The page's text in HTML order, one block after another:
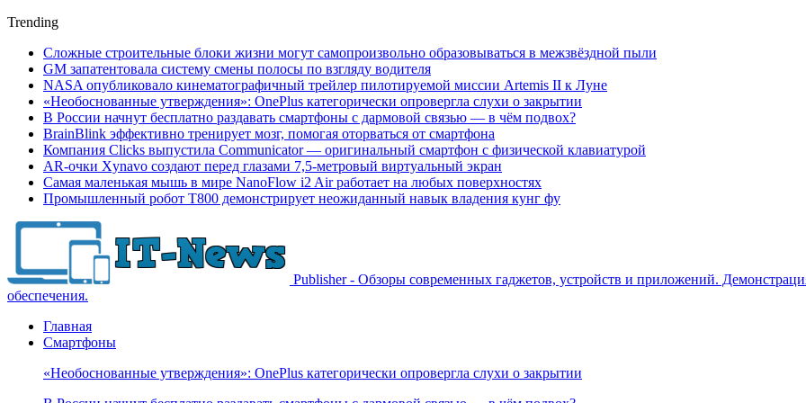
Trending
Сложные строительные блоки жизни могут самопроизвольно образовываться в межзвёздной пыли
GM запатентовала систему смены полосы по взгляду водителя
NASA опубликовало кинематографичный трейлер пилотируемой миссии Artemis II к Луне
«Необоснованные утверждения»: OnePlus категорически опровергла слухи о закрытии
В России начнут бесплатно раздавать смартфоны с дармовой связью — в чём подвох?
BrainBlink эффективно тренирует мозг, помогая оторваться от смартфона
Компания Clicks выпустила Communicator — оригинальный смартфон с физической клавиатурой
AR-очки Xynavo создают перед глазами 7,5-метровый виртуальный экран
Самая маленькая мышь в мире NanoFlow i2 Air работает на любых поверхностях
Промышленный робот Т800 демонстрирует неожиданный навык владения кунг фу
Publisher - Обзоры современных гаджетов, устройств и приложений.
обеспечения.
Главная
Смартфоны
«Необоснованные утверждения»: OnePlus категорически опровергла слухи о закрытии